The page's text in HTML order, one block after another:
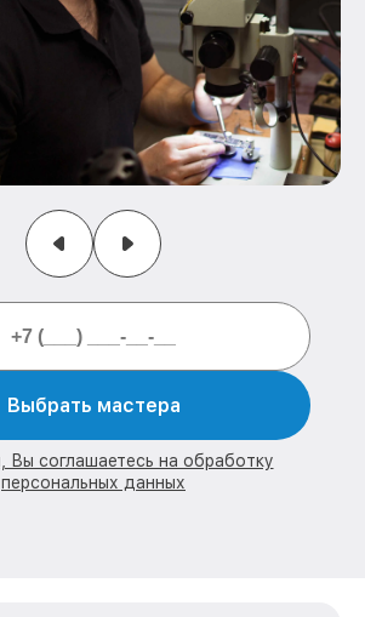
Выбрать мастера
Вы соглашаетесь на обработку
персональных данных